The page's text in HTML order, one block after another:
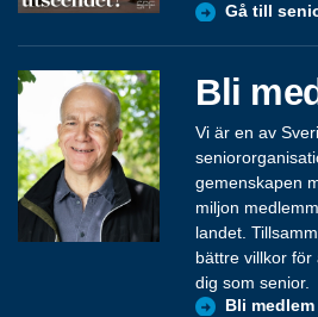
Gå till
Bli
Vi är en av
gemenskapen
miljon
landet.
bättre villkor
dig som senior.
Bli